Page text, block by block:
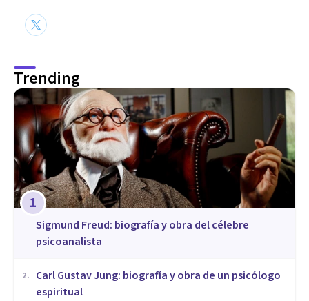
Trending
1
Sigmund Freud: biografía y obra del célebre
psicoanalista
2.
​Carl Gustav Jung: biografía y obra de un psicólogo
espiritual